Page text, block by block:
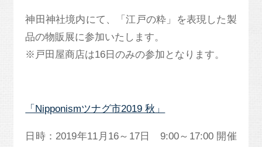
神田神社境内にて、「江戸の粋」を表現した製
品の物販展に参加いたします。
※戸田屋商店は16日のみの参加となります。
「Nipponismツナグ市2019 秋」
日時：2019年11月16～17日 9:00～17:00 開催